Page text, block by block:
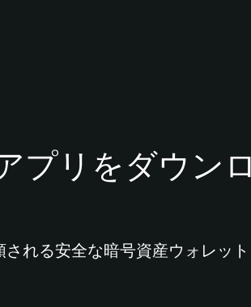
プリをダウン
れる安全な暗号資産ウォレット